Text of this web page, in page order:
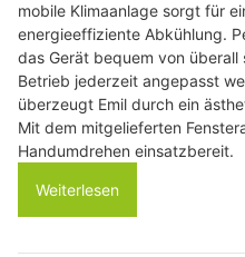
mobile Klimaanlage sorgt für
energieeffiziente Abkühlung.
das Gerät bequem von
Betrieb jederzeit angepasst
überzeugt Emil durch ein
Mit dem mitgelieferten
Handumdrehen einsatzbereit.
Weiterlesen